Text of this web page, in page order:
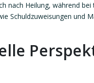
nach Heilung, während
Schuldzuweisungen und